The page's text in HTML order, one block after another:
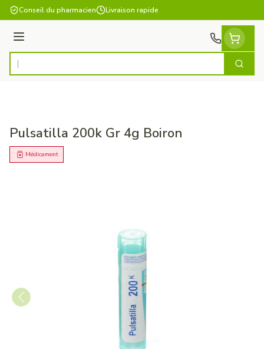
Aller au contenu
Conseil du pharmacien Livraison rapide
Menu
Rechercher
Pulsatilla 200k Gr 4g Boiron
Médicament